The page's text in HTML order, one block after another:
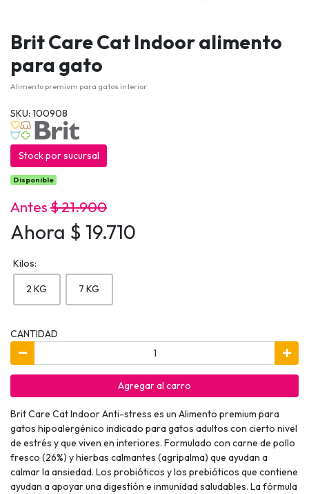
Brit Care Cat Indoor alimento
para gato
Alimento premium para gatos interior
SKU: 100908
Stock por sucursal
Disponible
Antes$ 21.900
Ahora $ 19.710
Kilos:
2 KG 7 KG
CANTIDAD
Agregar al carro
Brit Care Cat Indoor Anti-stress es un Alimento premium para
gatos hipoalergénico indicado para gatos adultos con cierto nivel
de estrés y que viven en interiores. Formulado con carne de pollo
fresco (26%) y hierbas calmantes (agripalma) que ayudan a
calmar la ansiedad. Los probióticos y los prebióticos que contiene
ayudan a apoyar una digestión e inmunidad saludables. La fórmula